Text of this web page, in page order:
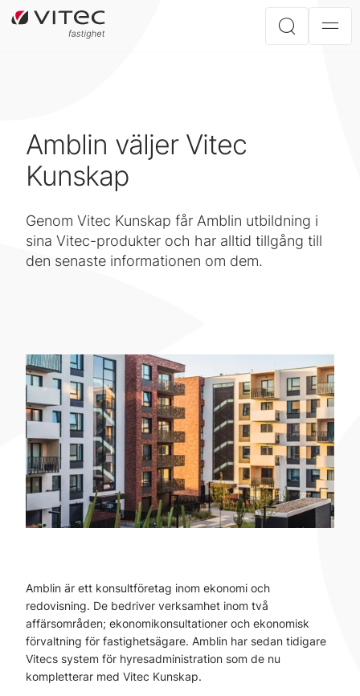
Amblin väljer Vitec
Kunskap
Genom Vitec Kunskap får Amblin utbildning i
sina Vitec-produkter och har alltid tillgång till
den senaste informationen om dem.
Amblin är ett konsultföretag inom ekonomi och
redovisning. De bedriver verksamhet inom två
affärsområden; ekonomikonsultationer och ekonomisk
förvaltning för fastighetsägare. Amblin har sedan tidigare
Vitecs system för hyresadministration som de nu
kompletterar med Vitec Kunskap.